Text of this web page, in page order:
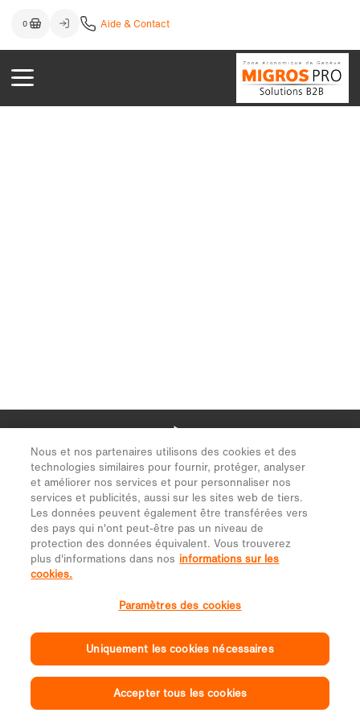
Nous et nos partenaires utilisons des cookies et des
technologies similaires pour fournir, protéger, analyser
et améliorer nos services et pour personnaliser nos
services et publicités, aussi sur les sites web de tiers.
Les données peuvent également être transférées vers
des pays qui n'ont peut-être pas un niveau de
protection des données équivalent. Vous trouverez
plus d'informations dans nos informations sur les
cookies.
Paramètres des cookies
Uniquement les cookies nécessaires
Accepter tous les cookies